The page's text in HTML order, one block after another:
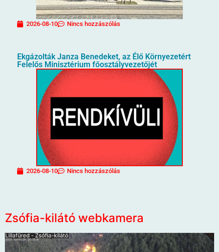
2026-08-10 Nincs hozzászólás
Ekgázolták Janza Benedeket, az Élő Környezetért
Felelős Minisztérium főosztályvezetőjét
2026-08-10 Nincs hozzászólás
Zsófia-kilátó webkamera